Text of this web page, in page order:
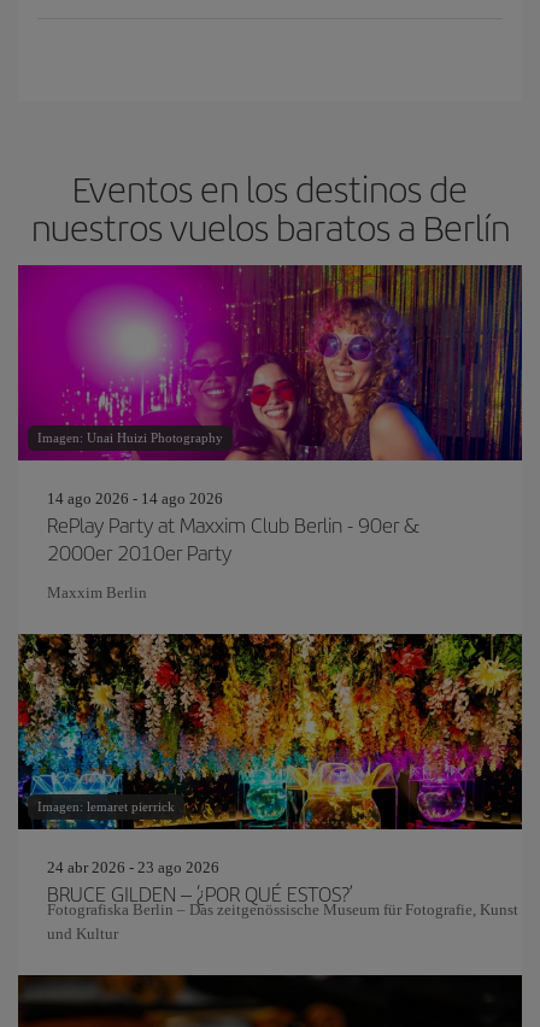
Eventos en los destinos de
nuestros vuelos baratos a Berlín
Imagen: Unai Huizi Photography
14 ago 2026 - 14 ago 2026
RePlay Party at Maxxim Club Berlin - 90er &
2000er 2010er Party
Maxxim Berlin
Imagen: lemaret pierrick
24 abr 2026 - 23 ago 2026
BRUCE GILDEN – ‘¿POR QUÉ ESTOS?’
Fotografiska Berlin – Das zeitgenössische Museum für Fotografie, Kunst
und Kultur